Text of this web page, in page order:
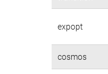
expopt
cosmos